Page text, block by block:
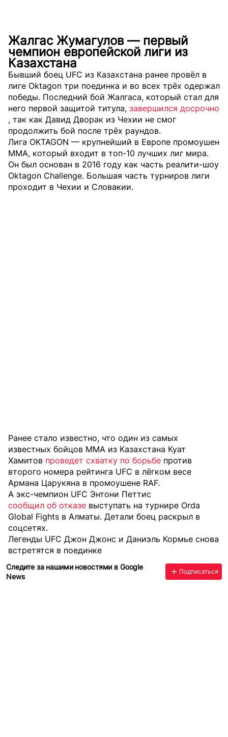
Жалгас Жумагулов — первый
чемпион европейской лиги из
Казахстана
Бывший боец UFC из Казахстана ранее провёл в
лиге Oktagon три поединка и во всех трёх одержал
победы. Последний бой Жалгаса, который стал для
него первой защитой титула, завершился досрочно
, так как Давид Дворак из Чехии не смог
продолжить бой после трёх раундов.
Лига OKTAGON — крупнейший в Европе промоушен
MMA, который входит в топ-10 лучших лиг мира.
Он был основан в 2016 году как часть реалити-шоу
Oktagon Challenge. Большая часть турниров лиги
проходит в Чехии и Словакии.
Ранее стало известно, что один из самых
известных бойцов MMA из Казахстана Куат
Хамитов проведет схватку по борьбе против
второго номера рейтинга UFC в лёгком весе
Армана Царукяна в промоушене RAF.
А экс-чемпион UFC Энтони Петтис
сообщил об отказе выступать на турнире Orda
Global Fights в Алматы. Детали боец раскрыл в
соцсетях.
Легенды UFC Джон Джонс и Даниэль Кормье снова
встретятся в поединке
Следите за нашими новостями в Google
News
Подписаться